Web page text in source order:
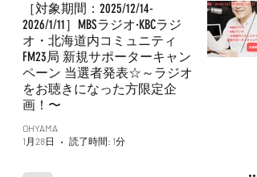
［対象期間：2025/12/14-
2026/1/11］MBSラジオ·KBCラジ
オ・北海道内コミュニティ
FM23局 新規サポーターキャン
ペーン 当選者発表☆～ラジオ
をお聴きになった方限定企
画！〜
OHYAMA
1月28日
読了時間: 1分